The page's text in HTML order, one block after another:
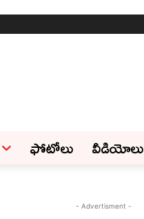
ఫోటోలు వీడియోలు
- Advertisment -